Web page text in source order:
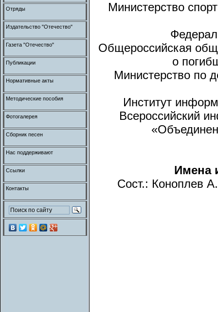
Министерство
Общероссийская
о
Министерство по
Институт
Всероссийский
Имена
Сост.: Коноплев
Отряды
Издательство "Отечество"
Газета "Отечество"
Публикации
Нормативные акты
Методические пособия
Фотогалерея
Сборник песен
Нас поддерживают
Ссылки
Контакты